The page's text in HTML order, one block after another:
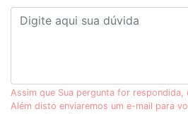
Assim que Sua pergunta for respondida,
Além disto enviaremos um e-mail para